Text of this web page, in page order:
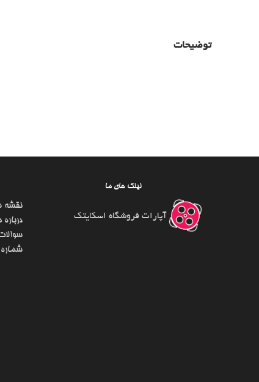
توضیحات
نقشه
درباره
لینک های ما
آپارات فروشگاه اسکایتک